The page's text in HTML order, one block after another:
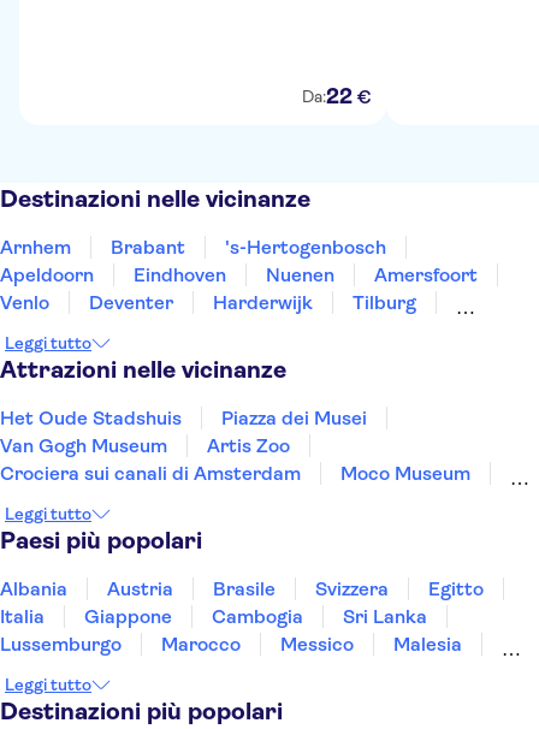
Da:22 €
Destinazioni nelle vicinanze
Arnhem Brabant
's-Hertogenbosch
Apeldoorn
Eindhoven Nuenen
Amersfoort
Venlo
Deventer Harderwijk
Tilburg
Leggi tutto
Attrazioni nelle vicinanze
Het Oude Stadshuis
Piazza dei Musei
Van Gogh Museum
Artis Zoo
Crociera sui canali di Amsterdam
Moco Museum
Casa Museo di Rembrandt
De Wallen
Piazza Dam
Quartiere culturale ebraico
Stedelijk Museum
Leggi tutto
Paesi più popolari
Albania Austria Brasile Svizzera
Egitto
Italia
Giappone Cambogia
Sri Lanka
Lussemburgo
Marocco Messico
Malesia
Tunisia
Turchia Vietnam
Leggi tutto
Destinazioni più popolari